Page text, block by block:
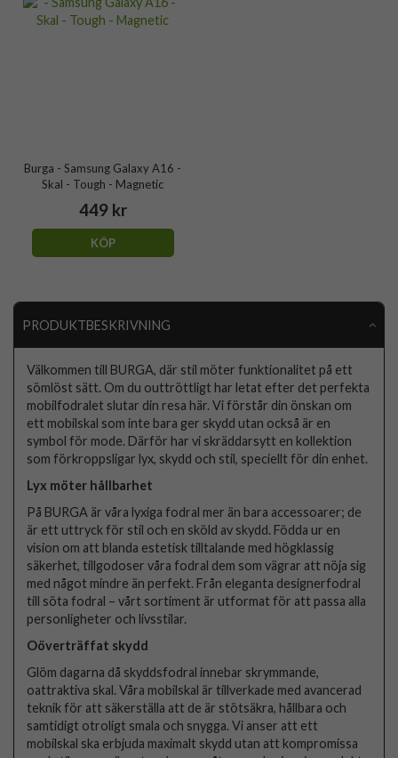
Burga - Samsung Galaxy A16 -
Skal - Tough - Magnetic
449 kr
KÖP
PRODUKTBESKRIVNING
Välkommen till BURGA, där stil möter funktionalitet på ett
sömlöst sätt. Om du outtröttligt har letat efter det perfekta
mobilfodralet slutar din resa här. Vi förstår din önskan om
ett mobilskal som inte bara ger skydd utan också är en
symbol för mode. Därför har vi skräddarsytt en kollektion
som förkroppsligar lyx, skydd och stil, speciellt för din enhet.
Lyx möter hållbarhet
På BURGA är våra lyxiga fodral mer än bara accessoarer; de
är ett uttryck för stil och en sköld av skydd. Födda ur en
vision om att blanda estetisk tilltalande med högklassig
säkerhet, tillgodoser våra fodral dem som vägrar att nöja sig
med något mindre än perfekt. Från eleganta designerfodral
till söta fodral – vårt sortiment är utformat för att passa alla
personligheter och livsstilar.
Oöverträffat skydd
Glöm dagarna då skyddsfodral innebar skrymmande,
oattraktiva skal. Våra mobilskal är tillverkade med avancerad
teknik för att säkerställa att de är stötsäkra, hållbara och
samtidigt otroligt smala och snygga. Vi anser att ett
mobilskal ska erbjuda maximalt skydd utan att kompromissa